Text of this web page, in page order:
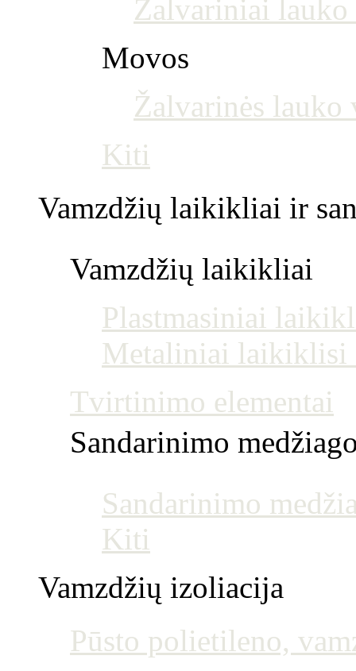
Žalvariniai
Movos
Žalvarinės lauko
Kiti
Vamzdžių laikikliai ir
Vamzdžių laikikliai
Plastmasiniai
Metaliniai laikiklisi
Tvirtinimo elementai
Sandarinimo
Sandarinimo
Kiti
Vamzdžių izoliacija
Pūsto polietileno,